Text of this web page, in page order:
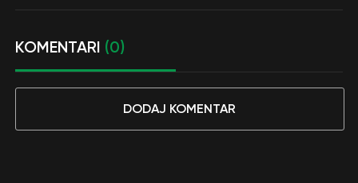
KOMENTARI (0)
DODAJ KOMENTAR